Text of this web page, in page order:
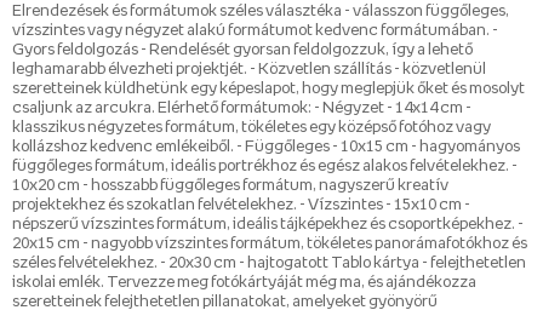
Elrendezések és formátumok széles választéka - válasszon függőleges,
vízszintes vagy négyzet alakú formátumot kedvenc formátumában. -
Gyors feldolgozás - Rendelését gyorsan feldolgozzuk, így a lehető
leghamarabb élvezheti projektjét. - Közvetlen szállítás - közvetlenül
szeretteinek küldhetünk egy képeslapot, hogy meglepjük őket és mosolyt
csaljunk az arcukra. Elérhető formátumok: - Négyzet - 14x14 cm -
klasszikus négyzetes formátum, tökéletes egy középső fotóhoz vagy
kollázshoz kedvenc emlékeiből. - Függőleges - 10x15 cm - hagyományos
függőleges formátum, ideális portrékhoz és egész alakos felvételekhez. -
10x20 cm - hosszabb függőleges formátum, nagyszerű kreatív
projektekhez és szokatlan felvételekhez. - Vízszintes - 15x10 cm -
népszerű vízszintes formátum, ideális tájképekhez és csoportképekhez. -
20x15 cm - nagyobb vízszintes formátum, tökéletes panorámafotókhoz és
széles felvételekhez. - 20x30 cm - hajtogatott Tablo kártya - felejthetetlen
iskolai emlék. Tervezze meg fotókártyáját még ma, és ajándékozza
szeretteinek felejthetetlen pillanatokat, amelyeket gyönyörű